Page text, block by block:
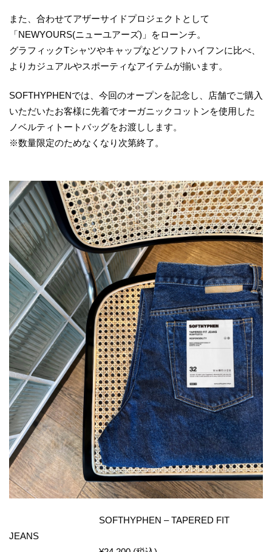
また、合わせてアザーサイドプロジェクトとして
「NEWYOURS(ニューユアーズ)」をローンチ。
グラフィックTシャツやキャップなどソフトハイフンに比べ、
よりカジュアルやスポーティなアイテムが揃います。
SOFTHYPHENでは、今回のオープンを記念し、店舗でご購入
いただいたお客様に先着でオーガニックコットンを使用した
ノベルティトートバッグをお渡しします。
※数量限定のためなくなり次第終了。
SOFTHYPHEN – TAPERED FIT
JEANS